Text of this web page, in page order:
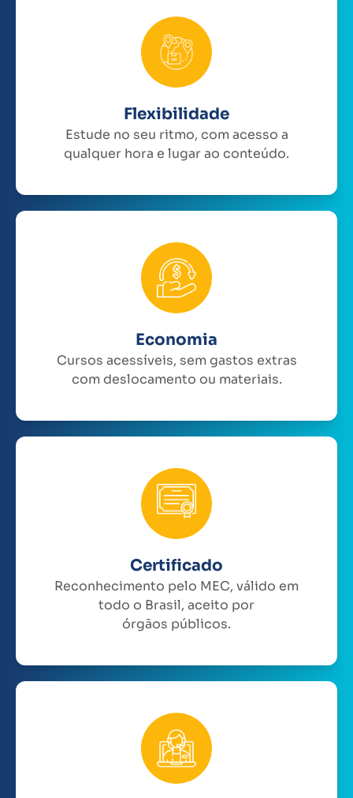
Flexibilidade
Estude no seu ritmo, com acesso a
qualquer hora e lugar ao conteúdo.
Economia
Cursos acessíveis, sem gastos extras
com deslocamento ou materiais.
Certificado
Reconhecimento pelo MEC, válido em
todo o Brasil, aceito por
órgãos públicos.